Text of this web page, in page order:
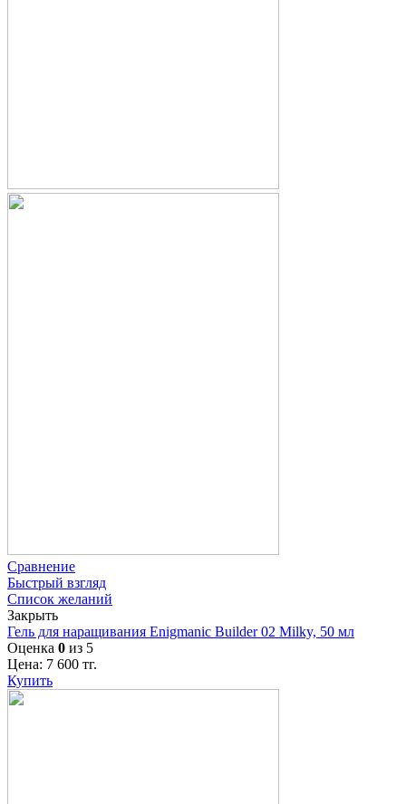
Сравнение
Быстрый взгляд
Список желаний
Закрыть
Гель для наращивания Enigmanic Builder 02 Milky, 50 мл
Оценка 0 из 5
Цена: 7 600 тг.
Купить